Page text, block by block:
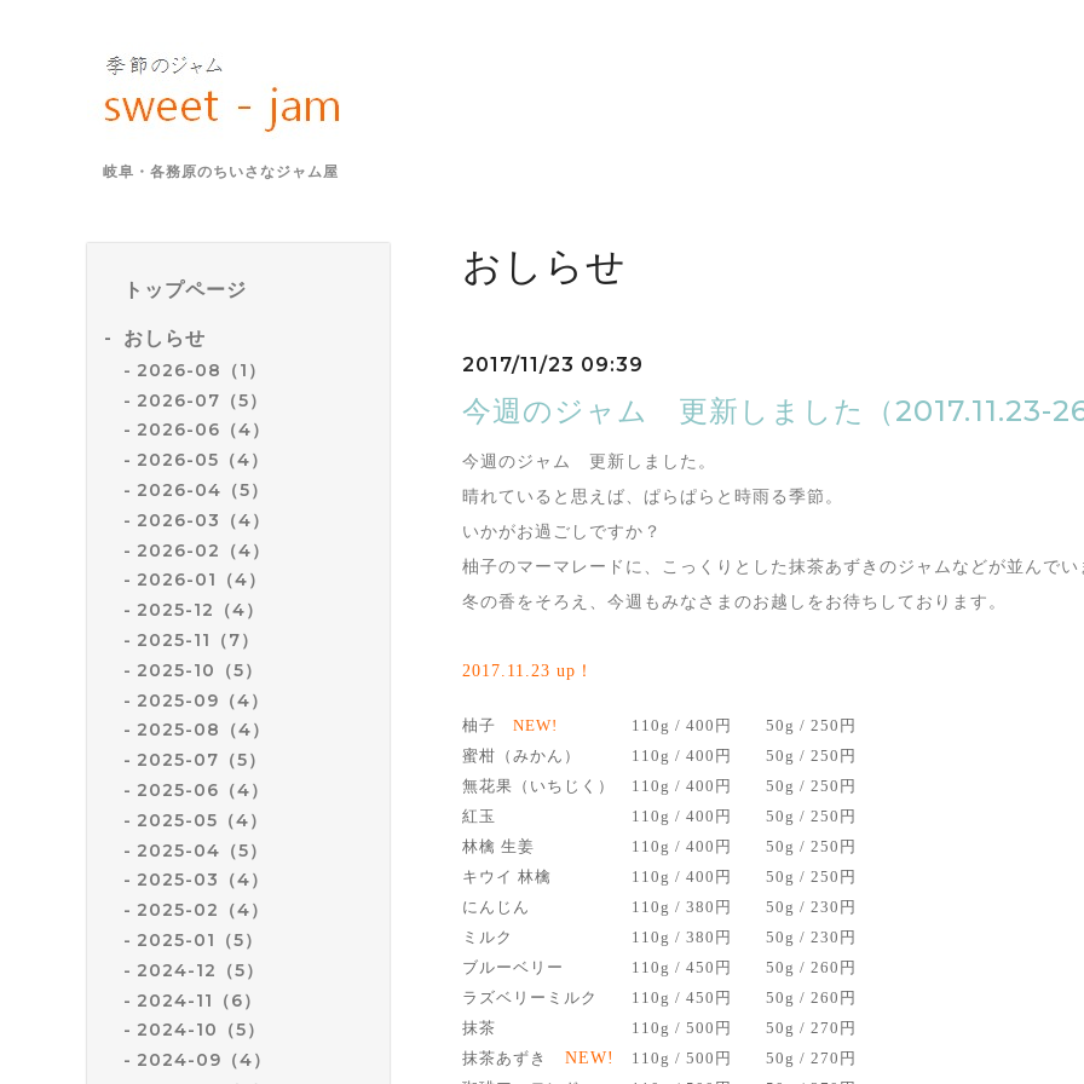
岐阜・各務原のちいさなジャム屋
トップページ
おしらせ
2026-08（1）
2026-07（5）
2026-06（4）
2026-05（4）
2026-04（5）
2026-03（4）
2026-02（4）
2026-01（4）
2025-12（4）
2025-11（7）
2025-10（5）
2025-09（4）
2025-08（4）
2025-07（5）
2025-06（4）
2025-05（4）
2025-04（5）
2025-03（4）
2025-02（4）
2025-01（5）
2024-12（5）
2024-11（6）
2024-10（5）
2024-09（4）
おしらせ
2017/11/23 09:39
今週のジャム 更新しました（2017.11.23-
今週のジャム 更新しました。
晴れていると思えば、ぱらぱらと時雨る季節。
いかがお過ごしですか？
柚子のマーマレードに、こっくりとした抹茶あずきのジャムなどが並んでい
冬の香をそろえ、今週もみなさまのお越しをお待ちしております。
2017.11 .23 up！
柚子 NEW! 110g / 400円
50g / 250円
蜜柑（みかん）
110g / 400円
50g / 250円
無花果（いちじく）
110g / 400円
50g / 250円
紅玉
110g / 400円
50g / 250円
林檎 生姜
110g / 400円
50g / 250円
キウイ 林檎
110g / 400円
50g / 250円
にんじん
110g / 380円
50g / 230円
ミルク
110g / 380円
50g / 230円
ブルーベリー 110g / 450円 50g / 260円
ラズベリーミルク
110g / 450円
50g / 260円
抹茶
110g / 500円
50g / 270円
抹茶あずき
NEW! 110g / 500円
50g / 270円